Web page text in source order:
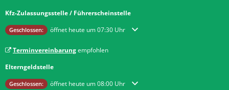
Kfz-Zulassungsstelle / Führerscheinstelle
Klicken, um weitere Öffnungs- oder Schließzeiten auszublenden
Geschlossen: öffnet heute um 07:30 Uhr
Terminvereinbarungempfohlen
Elterngeldstelle
Klicken, um weitere Öffnungs- oder Schließzeiten auszublenden
Geschlossen: öffnet heute um 08:00 Uhr